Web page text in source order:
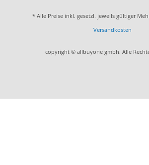
* Alle Preise inkl. gesetzl. jeweils gültiger
Versandkosten
copyright © allbuyone gmbh. Alle